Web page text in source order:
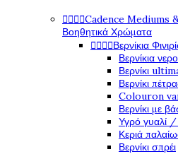
Cadence Mediums
Βοηθητικά Χρώματα
Βερνίκια
Βερνίκια
Βερνίκι
Βερνίκι
Colouron
Βερνίκι με
Υγρό γυαλί
Κεριά
Βερνίκι σπρέι